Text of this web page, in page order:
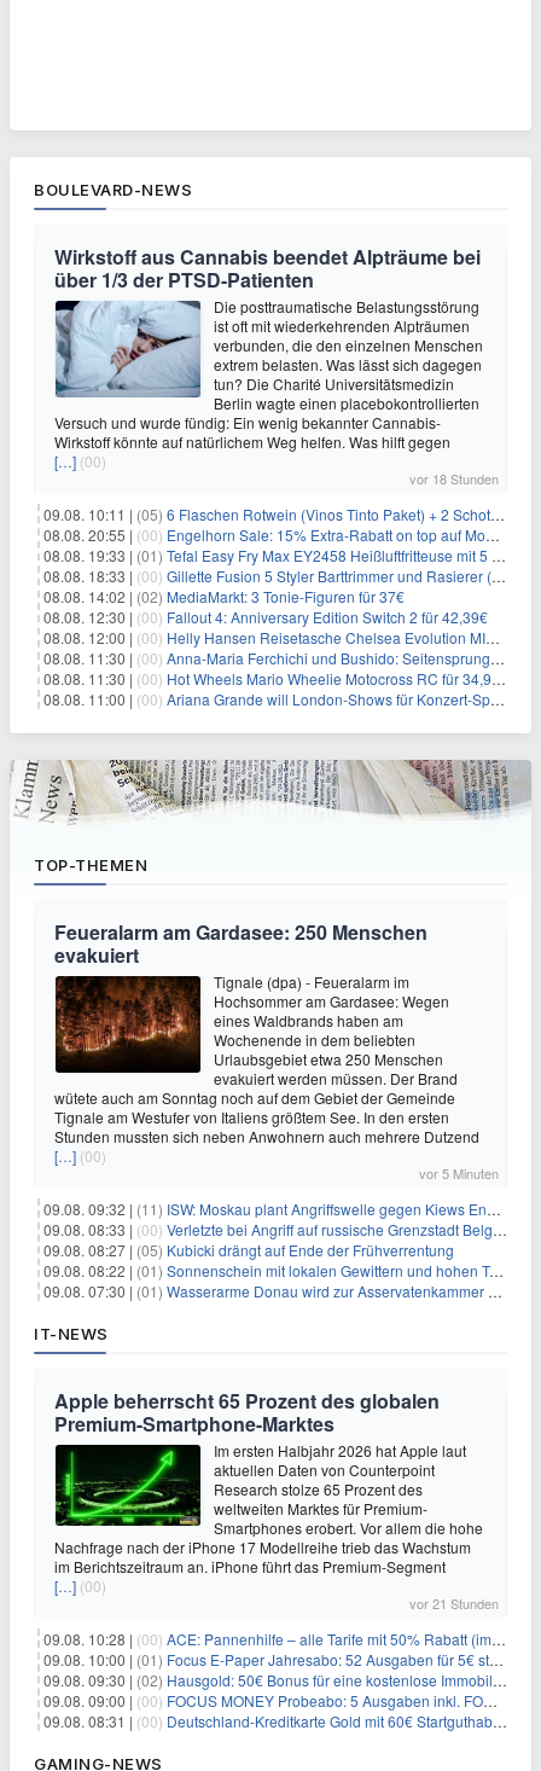
BOULEVARD-NEWS
Wirkstoff aus Cannabis beendet Alpträume bei
über 1/3 der PTSD-Patienten
Die posttraumatische Belastungsstörung
ist oft mit wiederkehrenden Alpträumen
verbunden, die den einzelnen Menschen
extrem belasten. Was lässt sich dagegen
tun? Die Charité Universitätsmedizin
Berlin wagte einen placebokontrollierten
Versuch und wurde fündig: Ein wenig bekannter Cannabis-
Wirkstoff könnte auf natürlichem Weg helfen. Was hilft gegen
[…] (00)
vor 18 Stunden
09.08. 10:11 | (05) 6 Flaschen Rotwein (Vinos Tinto Paket) + 2 Schott Zwiesel Gläser für 25,99€ inkl. Versand
08.08. 20:55 | (00) Engelhorn Sale: 15% Extra-Rabatt on top auf Mode- und Sport-Artikel
08.08. 19:33 | (01) Tefal Easy Fry Max EY2458 Heißluftfritteuse mit 5 Litern für 64,99€
08.08. 18:33 | (00) Gillette Fusion 5 Styler Barttrimmer und Rasierer (All in One) für 16€
08.08. 14:02 | (02) MediaMarkt: 3 Tonie-Figuren für 37€
08.08. 12:30 | (00) Fallout 4: Anniversary Edition Switch 2 für 42,39€
08.08. 12:00 | (00) Helly Hansen Reisetasche Chelsea Evolution MID 54L für 29,99€
08.08. 11:30 | (00) Anna-Maria Ferchichi und Bushido: Seitensprung wäre kein Trennungsgrund
08.08. 11:30 | (00) Hot Wheels Mario Wheelie Motocross RC für 34,99€
08.08. 11:00 | (00) Ariana Grande will London-Shows für Konzert-Special filmen
TOP-THEMEN
Feueralarm am Gardasee: 250 Menschen
evakuiert
Tignale (dpa) - Feueralarm im
Hochsommer am Gardasee: Wegen
eines Waldbrands haben am
Wochenende in dem beliebten
Urlaubsgebiet etwa 250 Menschen
evakuiert werden müssen. Der Brand
wütete auch am Sonntag noch auf dem Gebiet der Gemeinde
Tignale am Westufer von Italiens größtem See. In den ersten
Stunden mussten sich neben Anwohnern auch mehrere Dutzend
[…] (00)
vor 5 Minuten
09.08. 09:32 | (11) ISW: Moskau plant Angriffswelle gegen Kiews Energieinfrastruktur
09.08. 08:33 | (00) Verletzte bei Angriff auf russische Grenzstadt Belgorod
09.08. 08:27 | (05) Kubicki drängt auf Ende der Frühverrentung
09.08. 08:22 | (01) Sonnenschein mit lokalen Gewittern und hohen Temperaturen
09.08. 07:30 | (01) Wasserarme Donau wird zur Asservatenkammer der Geschichte
IT-NEWS
Apple beherrscht 65 Prozent des globalen
Premium-Smartphone-Marktes
Im ersten Halbjahr 2026 hat Apple laut
aktuellen Daten von Counterpoint
Research stolze 65 Prozent des
weltweiten Marktes für Premium-
Smartphones erobert. Vor allem die hohe
Nachfrage nach der iPhone 17 Modellreihe trieb das Wachstum
im Berichtszeitraum an. iPhone führt das Premium-Segment
[…] (00)
vor 21 Stunden
09.08. 10:28 | (00) ACE: Pannenhilfe – alle Tarife mit 50% Rabatt (im ersten Jahr)
09.08. 10:00 | (01) Focus E-Paper Jahresabo: 52 Ausgaben für 5€ statt 207,48€ – per Formular kündbar!
09.08. 09:30 | (02) Hausgold: 50€ Bonus für eine kostenlose Immobilienbewertung
09.08. 09:00 | (00) FOCUS MONEY Probeabo: 5 Ausgaben inkl. FOCUS+ Zugang für 5€
09.08. 08:31 | (00) Deutschland-Kreditkarte Gold mit 60€ Startguthaben (45€ Gewinn)
GAMING-NEWS